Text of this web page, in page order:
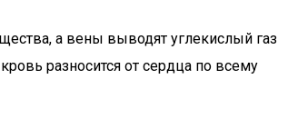
а вены выводят углекислый газ
разносится от сердца по всему